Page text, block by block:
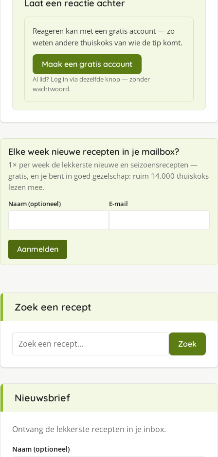
Laat een reactie achter
Reageren kan met een gratis account — zo
weten andere thuiskoks van wie de tip komt.
Maak een gratis account
Al lid? Log in via dezelfde knop — zonder
wachtwoord.
Elke week nieuwe recepten in je mailbox?
1× per week de lekkerste nieuwe en seizoensrecepten —
gratis, en je bent in goed gezelschap: ruim 14.000 thuiskoks
lezen mee.
Naam (optioneel) E-mail
Aanmelden
Zoek een recept
Zoeken
naar:
Zoek
Nieuwsbrief
Ontvang de lekkerste recepten in je inbox.
Naam (optioneel)